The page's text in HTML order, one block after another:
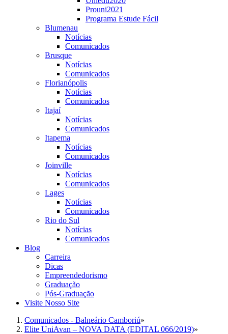
Prouni2021
Programa Estude Fácil
Blumenau
Notícias
Comunicados
Brusque
Notícias
Comunicados
Florianópolis
Notícias
Comunicados
Itajaí
Notícias
Comunicados
Itapema
Notícias
Comunicados
Joinville
Notícias
Comunicados
Lages
Notícias
Comunicados
Rio do Sul
Notícias
Comunicados
Blog
Carreira
Dicas
Empreendedorismo
Graduação
Pós-Graduação
Visite Nosso Site
Comunicados - Balneário Camboriú»
Elite UniAvan – NOVA DATA (EDITAL 066/2019)»